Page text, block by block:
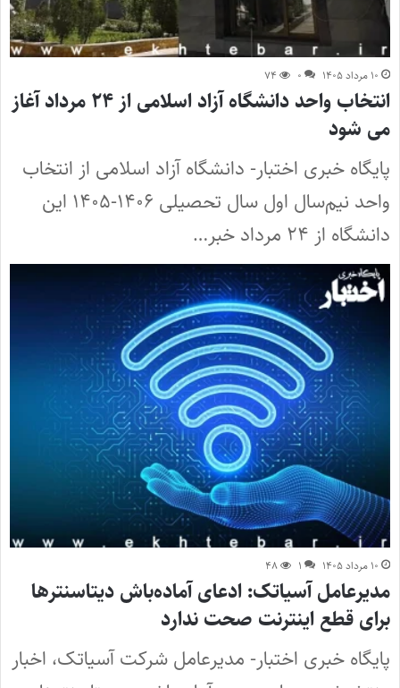
۱۰ مرداد ۱۴۰۵ ۰ ۷۴
انتخاب واحد دانشگاه آزاد اسلامی از ۲۴ مرداد آغاز
می شود
پایگاه خبری اختبار- دانشگاه آزاد اسلامی از انتخاب
واحد نیم‌سال اول سال تحصیلی ۱۴۰۶-۱۴۰۵ این
دانشگاه از ۲۴ مرداد خبر…
۱۰ مرداد ۱۴۰۵ ۱ ۴۸
مدیرعامل آسیاتک: ادعای آماده‌باش دیتاسنترها
برای قطع اینترنت صحت ندارد
پایگاه خبری اختبار- مدیرعامل شرکت آسیاتک، اخبار